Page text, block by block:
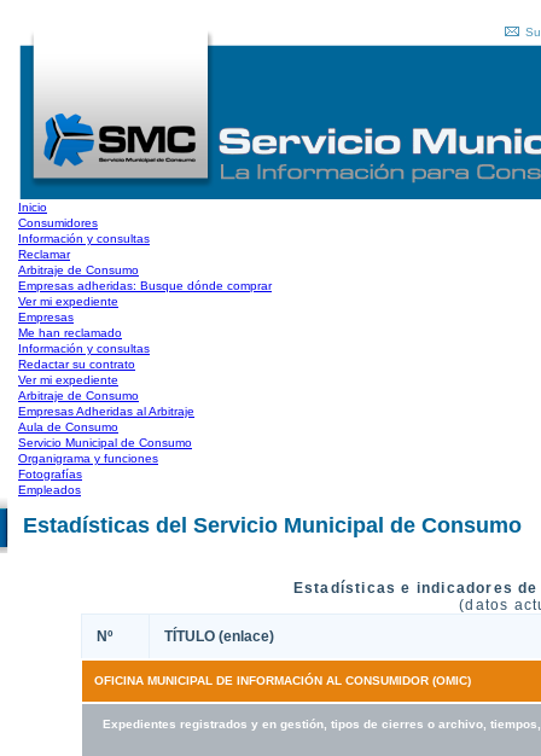
Inicio
Consumidores
Información y consultas
Reclamar
Arbitraje de Consumo
Empresas adheridas: Busque dónde comprar
Ver mi expediente
Empresas
Me han reclamado
Información y consultas
Redactar su contrato
Ver mi expediente
Arbitraje de Consumo
Empresas Adheridas al Arbitraje
Aula de Consumo
Servicio Municipal de Consumo
Organigrama y funciones
Fotografías
Empleados
Estadísticas del Servicio Municipal de Consumo
Estadísticas e indicadores
(datos
Nº
TÍTULO (enlace)
OFICINA MUNICIPAL DE INFORMACIÓN AL CONSUMIDOR (OMIC)
Expedientes registrados y en gestión, tipos de cierres o archivo,